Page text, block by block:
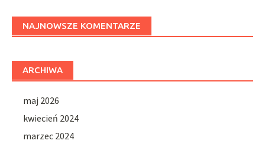
NAJNOWSZE KOMENTARZE
ARCHIWA
maj 2026
kwiecień 2024
marzec 2024